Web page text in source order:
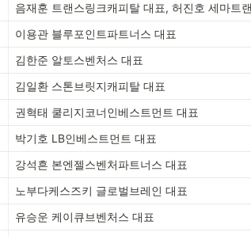
음재훈 트랜스링크캐피탈 대표, 허진호 세마트
이용관 블루포인트파트너스 대표
김한준 알토스벤처스 대표
김일환 스톤브릿지캐피탈 대표
권혁태 쿨리지코너인베스트먼트 대표
박기호 LB인베스트먼트 대표
강석흔 본엔젤스벤처파트너스 대표
노부다케스즈키 글로벌브레인 대표
유승운 케이큐브벤처스 대표